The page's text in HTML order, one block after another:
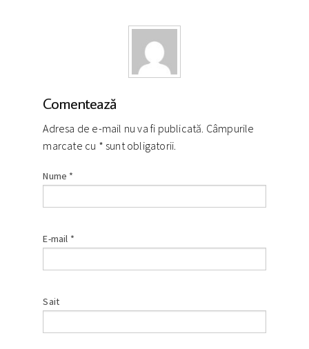
Comentează
Adresa de e-mail nu va fi publicată. Câmpurile
marcate cu * sunt obligatorii.
Nume *
E-mail *
Sait